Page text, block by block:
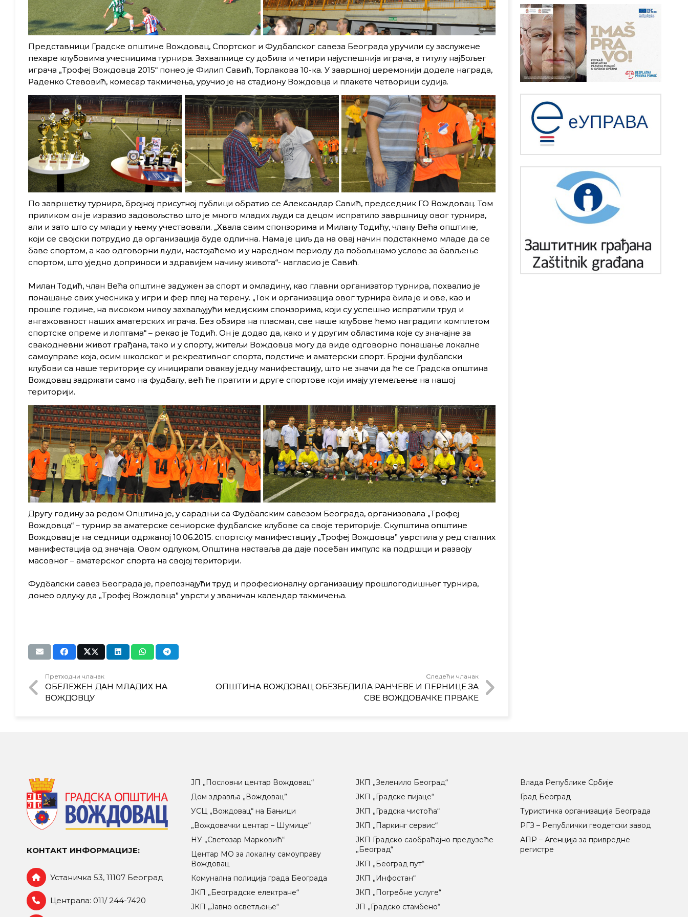
Представници Градске општине Вождовац, Спортског и Фудбалског савеза Београда уручили су заслужене
пехаре клубовима учесницима турнира. Захвалнице су добила и четири најуспешнија играча, а титулу најбољег
играча „Трофеј Вождовца 2015“ понео је Филип Савић, Торлакова 10-ка. У завршној церемонији доделе награда,
Раденко Стевовић, комесар такмичења, уручио је на стадиону Вождовца и плакете четворици судија.
По завршетку турнира, бројној присутној публици обратио се Александар Савић, председник ГО Вождовац. Том
приликом он је изразио задовољство што је много младих људи са децом испратило завршницу овог турнира,
али и зато што су млади у њему учествовали. „Хвала свим спонзорима и Милану Тодићу, члану Већа општине,
који се својски потрудио да организација буде одлична. Нама је циљ да на овај начин подстакнемо младе да се
баве спортом, а као одговорни људи, настојаћемо и у наредном периоду да побољшамо услове за бављење
спортом, што уједно доприноси и здравијем начину живота“- нагласио је Савић.
Милан Тодић, члан Већа општине задужен за спорт и омладину, као главни организатор турнира, похвалио је
понашање свих учесника у игри и фер плеј на терену. „Ток и организација овог турнира била је и ове, као и
прошле године, на високом нивоу захваљујући медијским спонзорима, који су успешно испратили труд и
ангажованост наших аматерских играча. Без обзира на пласман, све наше клубове ћемо наградити комплетом
спортске опреме и лоптама“ – рекао је Тодић. Он је додао да, како и у другим областима које су значајне за
свакодневни живот грађана, тако и у спорту, житељи Вождовца могу да виде одговорно понашање локалне
самоуправе која, осим школског и рекреативног спорта, подстиче и аматерски спорт. Бројни фудбалски
клубови са наше територије су иницирали овакву једну манифестацију, што не значи да ће се Градска општина
Вождовац задржати само на фудбалу, већ ће пратити и друге спортове који имају утемељење на нашој
територији.
Другу годину за редом Општина је, у сарадњи са Фудбалским савезом Београда, организовала „Трофеј
Вождовца“ – турнир за аматерске сениорске фудбалске клубове са своје територије. Скупштина општине
Вождовац је на седници одржаној 10.06.2015. спортску манифестацију „Трофеј Вождовца” уврстила у ред сталних
манифестација од значаја. Овом одлуком, Општина наставља да даје посебан импулс ка подршци и развоју
масовног – аматерског спорта на својој територији.
Фудбалски савез Београда је, препознајући труд и професионалну организацију прошлогодишњег турнира,
донео одлуку да „Трофеј Вождовца” уврсти у званичан календар такмичења.
Претходни чланак
ОБЕЛЕЖЕН ДАН МЛАДИХ НА
ВОЖДОВЦУ
Следећи чланак
ОПШТИНА ВОЖДОВАЦ ОБЕЗБЕДИЛА РАНЧЕВE И ПЕРНИЦЕ ЗА
СВЕ ВОЖДОВАЧКЕ ПРВАКЕ
КОНТАКТ ИНФОРМАЦИЈЕ:
Устаничка 53, 11107 Београд
Централа: 011/ 244-7420
ЈП „Пословни центар Вождовац“
Дом здравља „Вождовац”
УСЦ „Вождовац“ на Бањици
„Вождовачки центар – Шумице“
НУ „Светозар Марковић“
Центар МO за локалну самоуправу
Вождовац
Комунална полиција града Београда
ЈКП „Београдске електране“
ЈКП „Јавно осветљење“
ЈКП „Зеленило Београд“
ЈКП „Градске пијаце“
ЈКП „Градска чистоћа“
ЈКП „Паркинг сервис“
ЈКП Градско саобраћајно предузеће
„Београд“
ЈКП „Београд пут“
ЈКП „Инфостан“
ЈКП „Погребне услуге“
ЈП „Градско стамбено“
Влада Републике Србије
Град Београд
Туристичка организација Београда
РГЗ – Републички геодетски завод
АПР – Агенција за привредне
регистре